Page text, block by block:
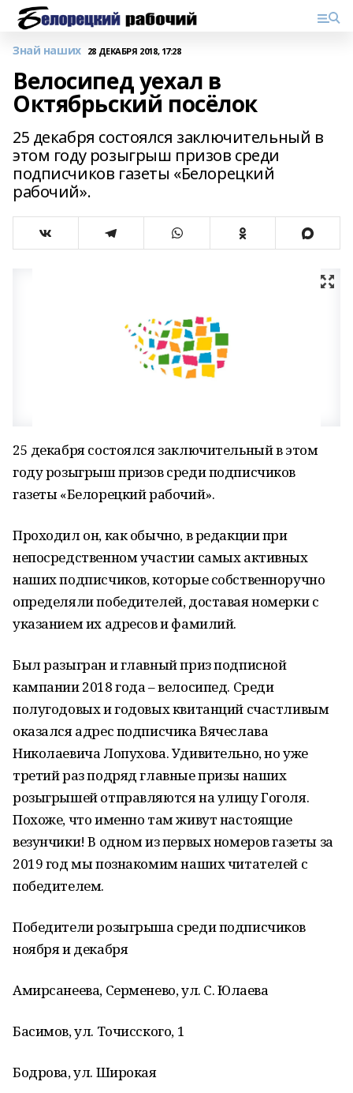
Знай наших 28 ДЕКАБРЯ 2018, 17:28
Велосипед уехал в
Октябрьский посёлок
25 декабря состоялся заключительный в
этом году розыгрыш призов среди
подписчиков газеты «Белорецкий
рабочий».
25 декабря состоялся заключительный в этом
году розыгрыш призов среди подписчиков
газеты «Белорецкий рабочий».
Проходил он, как обычно, в редакции при
непосредственном участии самых активных
наших подписчиков, которые собственноручно
определяли победителей, доставая номерки с
указанием их адресов и фамилий.
Был разыгран и главный приз подписной
кампании 2018 года – велосипед. Среди
полугодовых и годовых квитанций счастливым
оказался адрес подписчика Вячеслава
Николаевича Лопухова. Удивительно, но уже
третий раз подряд главные призы наших
розыгрышей отправляются на улицу Гоголя.
Похоже, что именно там живут настоящие
везунчики! В одном из первых номеров газеты за
2019 год мы познакомим наших читателей с
победителем.
Победители розыгрыша среди подписчиков
ноября и декабря
Амирсанеева, Серменево, ул. С. Юлаева
Басимов, ул. Точисского, 1
Бодрова, ул. Широкая